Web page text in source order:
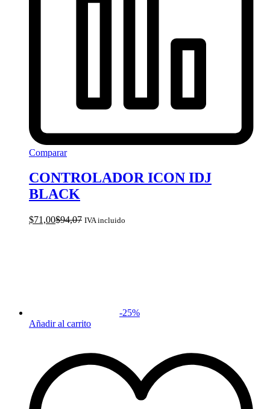
Comparar
CONTROLADOR ICON IDJ
BLACK
$71,00$94,07 IVA incluido
-25%
Añadir al carrito